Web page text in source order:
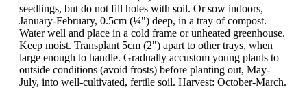
seedlings, but do not fill holes with soil. Or sow indoors,
January-February, 0.5cm (¼") deep, in a tray of compost.
Water well and place in a cold frame or unheated greenhouse.
Keep moist. Transplant 5cm (2") apart to other trays, when
large enough to handle. Gradually accustom young plants to
outside conditions (avoid frosts) before planting out, May-
July, into well-cultivated, fertile soil. Harvest: October-March.